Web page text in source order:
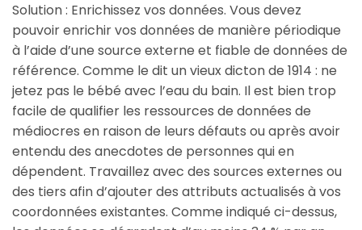
Solution : Enrichissez vos données. Vous devez
pouvoir enrichir vos données de manière périodique
à l’aide d’une source externe et fiable de données de
référence. Comme le dit un vieux dicton de 1914 : ne
jetez pas le bébé avec l’eau du bain. Il est bien trop
facile de qualifier les ressources de données de
médiocres en raison de leurs défauts ou après avoir
entendu des anecdotes de personnes qui en
dépendent. Travaillez avec des sources externes ou
des tiers afin d’ajouter des attributs actualisés à vos
coordonnées existantes. Comme indiqué ci-dessus,